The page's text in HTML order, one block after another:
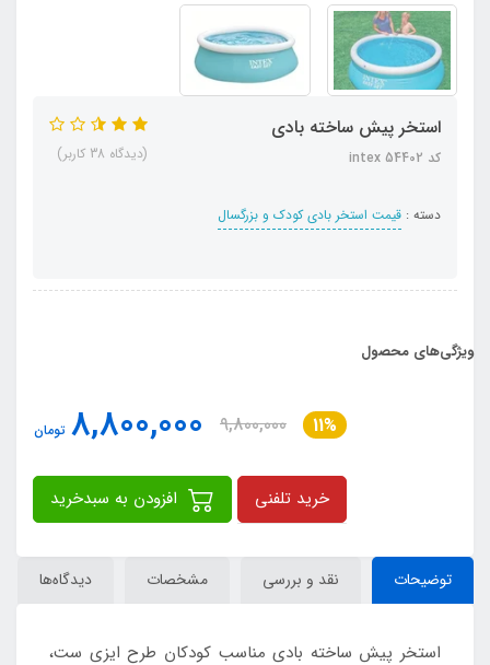
استخر پیش ساخته بادی
کد intex 54402
دسته : قیمت استخر بادی کودک و بزرگسال
(دیدگاه 38 کاربر)
ویژگی‌های محصول
11%
9,800,000
8,800,000 تومان
خرید تلفنی
توضیحات نقد و بررسی مشخصات دیدگاه‌ها
استخر پیش ساخته بادی مناسب کودکان طرح ایزی ست،